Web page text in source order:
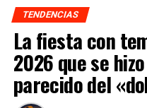
TENDENCIAS
La fiesta con
2026 que se
parecido del